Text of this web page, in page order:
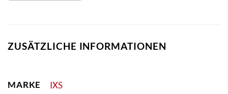
ZUSÄTZLICHE INFORMATIONEN
MARKE IXS